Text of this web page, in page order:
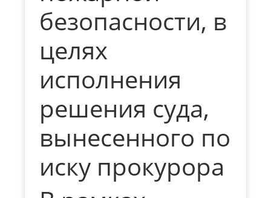
безопасности, в
целях
исполнения
решения суда,
вынесенного по
иску прокурора